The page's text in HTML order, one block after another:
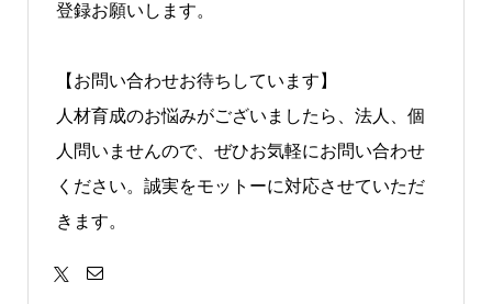
登録お願いします。
【お問い合わせお待ちしています】
人材育成のお悩みがございましたら、法人、個
人問いませんので、ぜひお気軽にお問い合わせ
ください。誠実をモットーに対応させていただ
きます。